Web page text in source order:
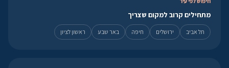
מתחילים קרוב למקום שצריך
תל אביב ירושלים חיפה באר שבע ראשון לציון